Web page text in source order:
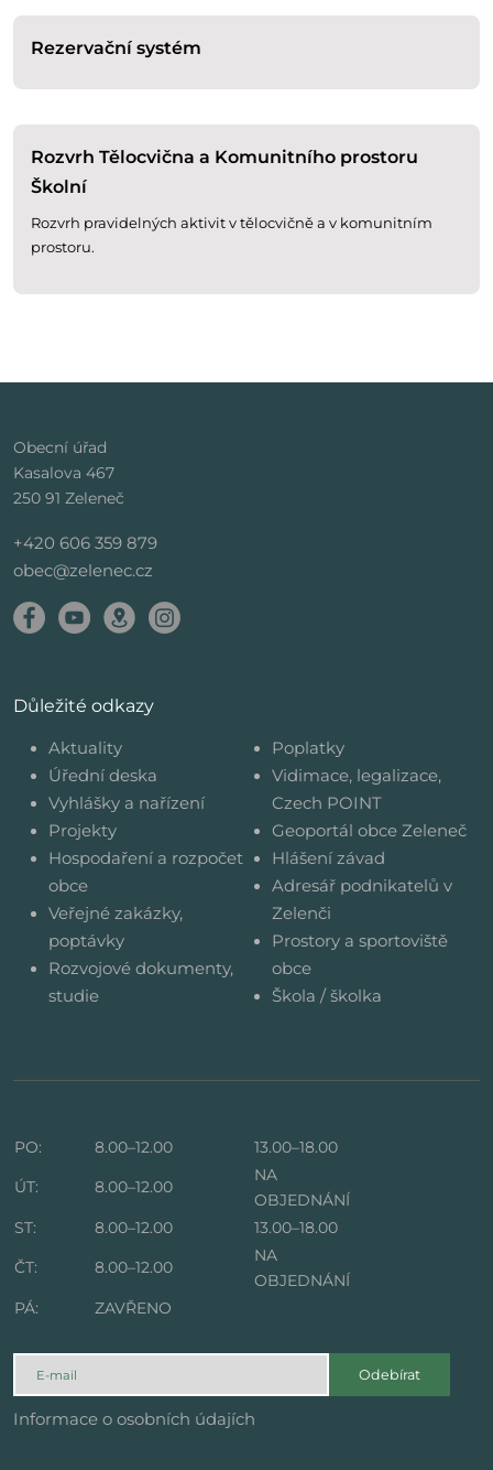
Rezervační systém
Rozvrh Tělocvična a Komunitního prostoru
Školní
Rozvrh pravidelných aktivit v tělocvičně a v komunitním
prostoru.
Obecní úřad
Kasalova 467
250 91 Zeleneč
+420 606 359 879
obec@zelenec.cz
Důležité odkazy
Aktuality
Úřední deska
Vyhlášky a nařízení
Projekty
Hospodaření a rozpočet
obce
Veřejné zakázky,
poptávky
Rozvojové dokumenty,
studie
Poplatky
Vidimace, legalizace,
Czech POINT
Geoportál obce Zeleneč
Hlášení závad
Adresář podnikatelů v
Zelenči
Prostory a sportoviště
obce
Škola / školka
PO: 8.00–12.00
13.00–18.00
ÚT:
8.00–12.00
NA
OBJEDNÁNÍ
ST:
8.00–12.00
13.00–18.00
ČT:
8.00–12.00
NA
OBJEDNÁNÍ
PÁ:
ZAVŘENO
Odebírat
Informace o osobních údajích